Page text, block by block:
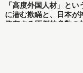
「高度外国人材」とい
に潜む欺瞞と、日本が
依存する圧倒的多数の